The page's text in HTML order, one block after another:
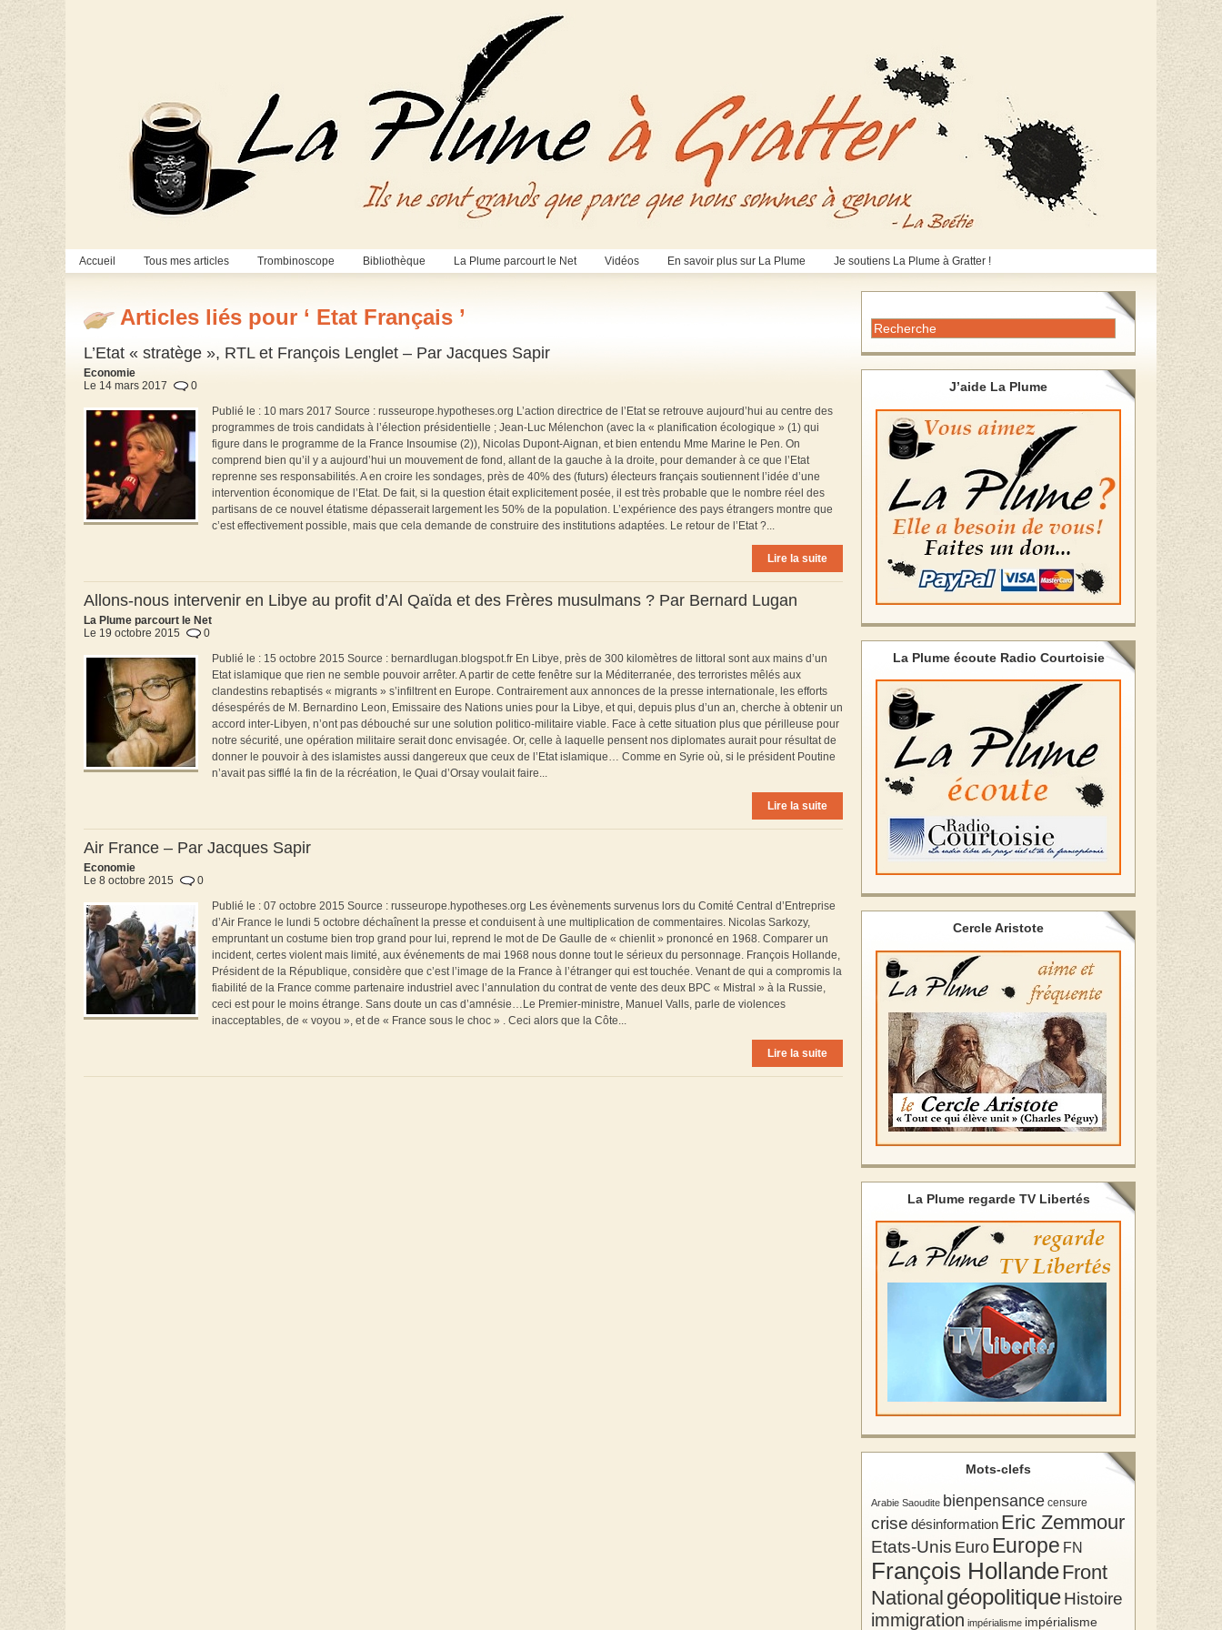
Accueil Tous mes articles Trombinoscope Bibliothèque La Plume parcourt le Net Vidéos En savoir plus sur La Plume Je soutiens La Plume à Gratter !
Articles liés pour ‘ Etat Français ’
L’Etat « stratège », RTL et François Lenglet – Par Jacques Sapir
Economie
Le 14 mars 2017
0
Publié le : 10 mars 2017 Source : russeurope.hypotheses.org L’action directrice de l’Etat se retrouve aujourd’hui au centre des
programmes de trois candidats à l’élection présidentielle ; Jean-Luc Mélenchon (avec la « planification écologique » (1) qui
figure dans le programme de la France Insoumise (2)), Nicolas Dupont-Aignan, et bien entendu Mme Marine le Pen. On
comprend bien qu’il y a aujourd’hui un mouvement de fond, allant de la gauche à la droite, pour demander à ce que l’Etat
reprenne ses responsabilités. A en croire les sondages, près de 40% des (futurs) électeurs français soutiennent l’idée d’une
intervention économique de l’Etat. De fait, si la question était explicitement posée, il est très probable que le nombre réel des
partisans de ce nouvel étatisme dépasserait largement les 50% de la population. L’expérience des pays étrangers montre que
c’est effectivement possible, mais que cela demande de construire des institutions adaptées. Le retour de l’Etat ?...
Lire la suite
Allons-nous intervenir en Libye au profit d’Al Qaïda et des Frères musulmans ? Par Bernard Lugan
La Plume parcourt le Net
Le 19 octobre 2015
0
Publié le : 15 octobre 2015 Source : bernardlugan.blogspot.fr En Libye, près de 300 kilomètres de littoral sont aux mains d’un
Etat islamique que rien ne semble pouvoir arrêter. A partir de cette fenêtre sur la Méditerranée, des terroristes mêlés aux
clandestins rebaptisés « migrants » s’infiltrent en Europe. Contrairement aux annonces de la presse internationale, les efforts
désespérés de M. Bernardino Leon, Emissaire des Nations unies pour la Libye, et qui, depuis plus d’un an, cherche à obtenir un
accord inter-Libyen, n’ont pas débouché sur une solution politico-militaire viable. Face à cette situation plus que périlleuse pour
notre sécurité, une opération militaire serait donc envisagée. Or, celle à laquelle pensent nos diplomates aurait pour résultat de
donner le pouvoir à des islamistes aussi dangereux que ceux de l’Etat islamique… Comme en Syrie où, si le président Poutine
n’avait pas sifflé la fin de la récréation, le Quai d’Orsay voulait faire...
Lire la suite
Air France – Par Jacques Sapir
Economie
Le 8 octobre 2015
0
Publié le : 07 octobre 2015 Source : russeurope.hypotheses.org Les évènements survenus lors du Comité Central d’Entreprise
d’Air France le lundi 5 octobre déchaînent la presse et conduisent à une multiplication de commentaires. Nicolas Sarkozy,
empruntant un costume bien trop grand pour lui, reprend le mot de De Gaulle de « chienlit » prononcé en 1968. Comparer un
incident, certes violent mais limité, aux événements de mai 1968 nous donne tout le sérieux du personnage. François Hollande,
Président de la République, considère que c’est l’image de la France à l’étranger qui est touchée. Venant de qui a compromis la
fiabilité de la France comme partenaire industriel avec l’annulation du contrat de vente des deux BPC « Mistral » à la Russie,
ceci est pour le moins étrange. Sans doute un cas d’amnésie…Le Premier-ministre, Manuel Valls, parle de violences
inacceptables, de « voyou », et de « France sous le choc » . Ceci alors que la Côte...
Lire la suite
J’aide La Plume
La Plume écoute Radio Courtoisie
Cercle Aristote
La Plume regarde TV Libertés
Mots-clefs
Arabie Saoudite bienpensance censure
crise désinformation Eric Zemmour
Etats-Unis Euro Europe FN
François HollandeFront
National géopolitiqueHistoire
immigration impérialisme impérialisme